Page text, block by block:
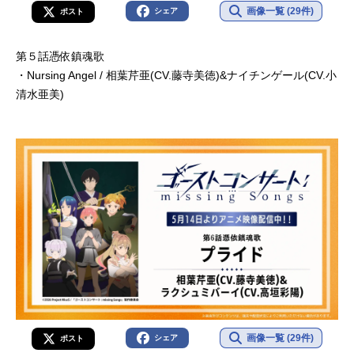
ポスト シェア 画像一覧 (29件)
第５話憑依鎮魂歌
・Nursing Angel / 相葉芹亜(CV.藤寺美徳)&ナイチンゲール(CV.小
清水亜美)
ポスト シェア 画像一覧 (29件)